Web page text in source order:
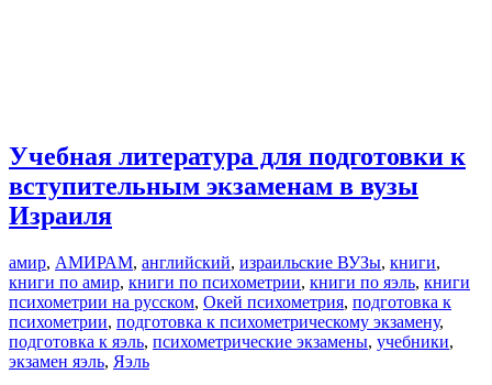
Учебная литература для подготовки к
вступительным экзаменам в вузы
Израиля
амир, АМИРАМ, английский, израильские ВУЗы, книги,
книги по амир, книги по психометрии, книги по яэль, книги
психометрии на русском, Окей психометрия, подготовка к
психометрии, подготовка к психометрическому экзамену,
подготовка к яэль, психометрические экзамены, учебники,
экзамен яэль, Яэль